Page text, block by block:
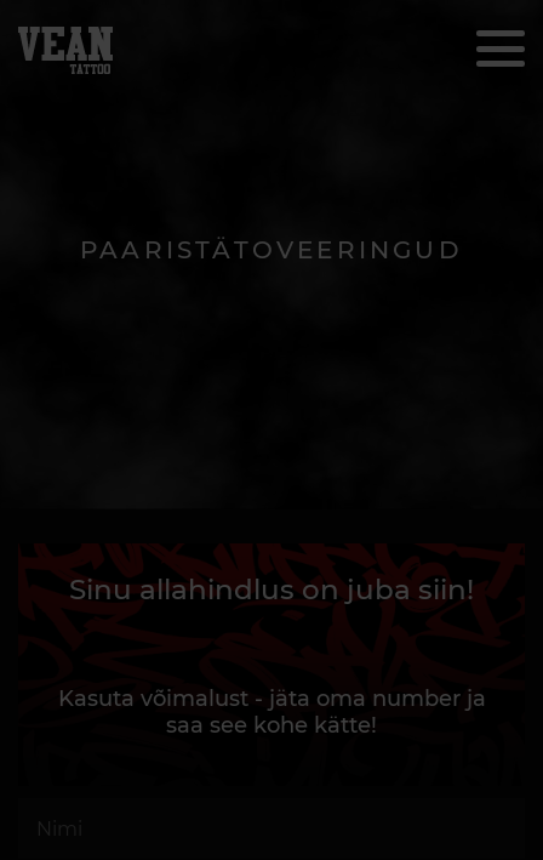
PAARISTÄTOVEERINGUD
Sinu allahindlus on juba siin!
Kasuta võimalust - jäta oma number ja
saa see kohe kätte!